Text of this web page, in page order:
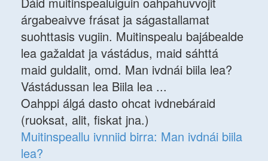
árgabeaivve frásat ja ságastallamat
suohttasis vugiin. Muitinspealu bajábealde
lea gažaldat ja vástádus, maid sáhttá
maid guldalit, omd. Man ivdnái biila lea?
Vástádussan lea Biila lea ...
Oahppi álgá dasto ohcat ivdnebáraid
(ruoksat, alit, fiskat jna.)
Muitinspeallu ivnniid birra: Man ivdnái biila
lea?